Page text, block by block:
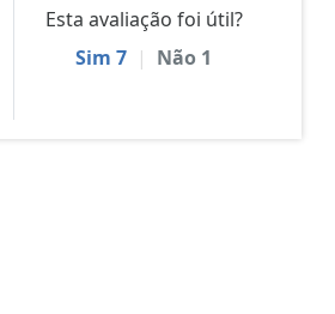
Esta avaliação foi útil?
Sim 7 | Não 1